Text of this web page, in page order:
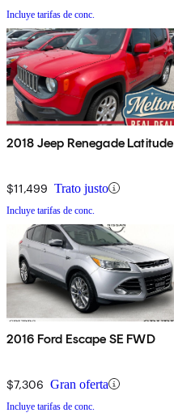
Incluye tarifas de conc.
2018 Jeep Renegade Latitude
$11,499 Trato justo
Incluye tarifas de conc.
2016 Ford Escape SE FWD
$7,306 Gran oferta
Incluye tarifas de conc.